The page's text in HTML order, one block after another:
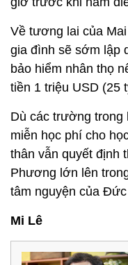
Về tương lai của
gia đình sẽ sớm lập
bảo hiểm nhân thọ
tiền 1 triệu USD (25
Dù các trường trong
miễn học phí cho
thân vẫn quyết định
Phương lớn lên
tâm nguyện của Đức
Mi Lê